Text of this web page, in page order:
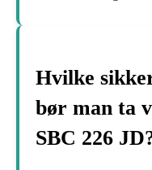
Hvilke
bør man ta
SBC 226